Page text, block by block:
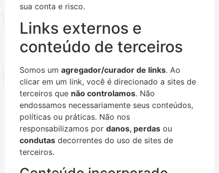
sua conta e risco.
Links externos e
conteúdo de terceiros
Somos um agregador/curador de links. Ao
clicar em um link, você é direcionado a sites de
terceiros que não controlamos. Não
endossamos necessariamente seus conteúdos,
políticas ou práticas. Não nos
responsabilizamos por danos, perdas ou
condutas decorrentes do uso de sites de
terceiros.